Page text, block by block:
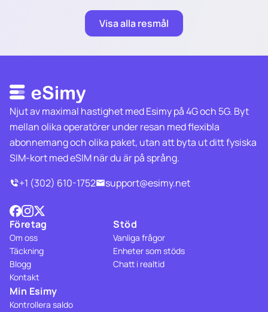
Visa alla resmål
Njut av maximal hastighet med Esimy på 4G och 5G. Byt
mellan olika operatörer under resan med flexibla
abonnemang och olika paket, utan att byta ut ditt fysiska
SIM-kort med eSIM när du är på språng.
+1 (302) 610-1752
support@esimy.net
Företag
Om oss
Täckning
Blogg
Kontakt
Stöd
Vanliga frågor
Enheter som stöds
Chatt i realtid
Min Esimy
Kontrollera saldo